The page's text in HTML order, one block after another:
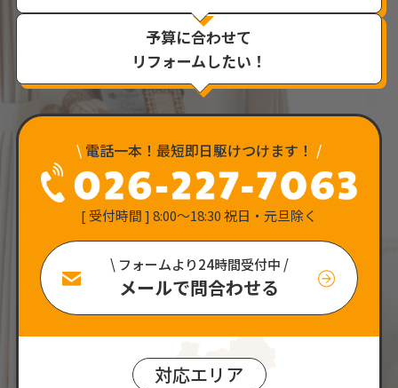
予算に合わせて
リフォームしたい！
\ 電話一本！最短即日駆けつけます！ /
[ 受付時間 ] 8:00〜18:30 祝日・元旦除く
\ フォームより24時間受付中 /
メールで問合わせる
対応エリア